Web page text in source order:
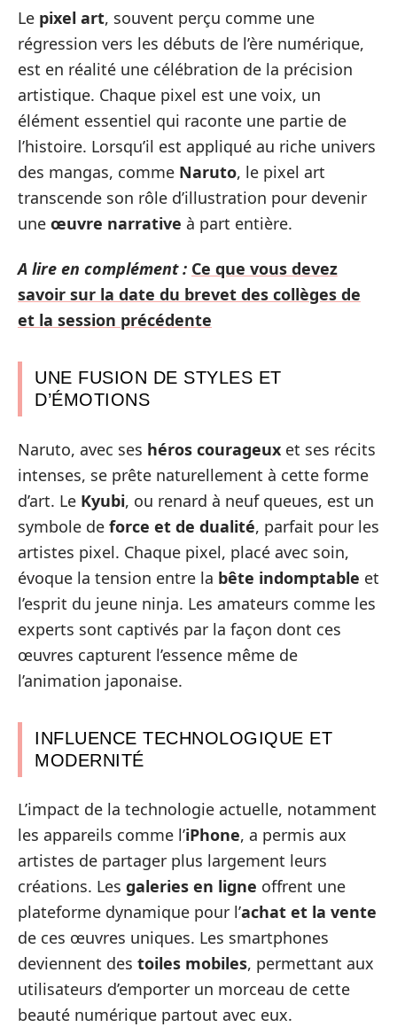
Le pixel art, souvent perçu comme une
régression vers les débuts de l’ère numérique,
est en réalité une célébration de la précision
artistique. Chaque pixel est une voix, un
élément essentiel qui raconte une partie de
l’histoire. Lorsqu’il est appliqué au riche univers
des mangas, comme Naruto, le pixel art
transcende son rôle d’illustration pour devenir
une œuvre narrative à part entière.
A lire en complément : Ce que vous devez
savoir sur la date du brevet des collèges de
et la session précédente
UNE FUSION DE STYLES ET
D’ÉMOTIONS
Naruto, avec ses héros courageux et ses récits
intenses, se prête naturellement à cette forme
d’art. Le Kyubi, ou renard à neuf queues, est un
symbole de force et de dualité, parfait pour les
artistes pixel. Chaque pixel, placé avec soin,
évoque la tension entre la bête indomptable et
l’esprit du jeune ninja. Les amateurs comme les
experts sont captivés par la façon dont ces
œuvres capturent l’essence même de
l’animation japonaise.
INFLUENCE TECHNOLOGIQUE ET
MODERNITÉ
L’impact de la technologie actuelle, notamment
les appareils comme l’iPhone, a permis aux
artistes de partager plus largement leurs
créations. Les galeries en ligne offrent une
plateforme dynamique pour l’achat et la vente
de ces œuvres uniques. Les smartphones
deviennent des toiles mobiles, permettant aux
utilisateurs d’emporter un morceau de cette
beauté numérique partout avec eux.